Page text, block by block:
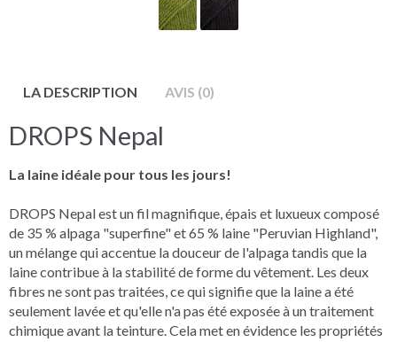
LA DESCRIPTION AVIS (0)
DROPS Nepal
La laine idéale pour tous les jours!
DROPS Nepal est un fil magnifique, épais et luxueux composé
de 35 % alpaga "superfine" et 65 % laine "Peruvian Highland",
un mélange qui accentue la douceur de l'alpaga tandis que la
laine contribue à la stabilité de forme du vêtement. Les deux
fibres ne sont pas traitées, ce qui signifie que la laine a été
seulement lavée et qu'elle n'a pas été exposée à un traitement
chimique avant la teinture. Cela met en évidence les propriétés